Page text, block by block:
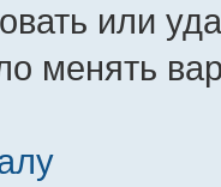
или
менять